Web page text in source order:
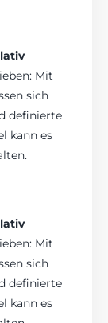
Mit
sich
definierte
kann es
Mit
sich
definierte
kann es